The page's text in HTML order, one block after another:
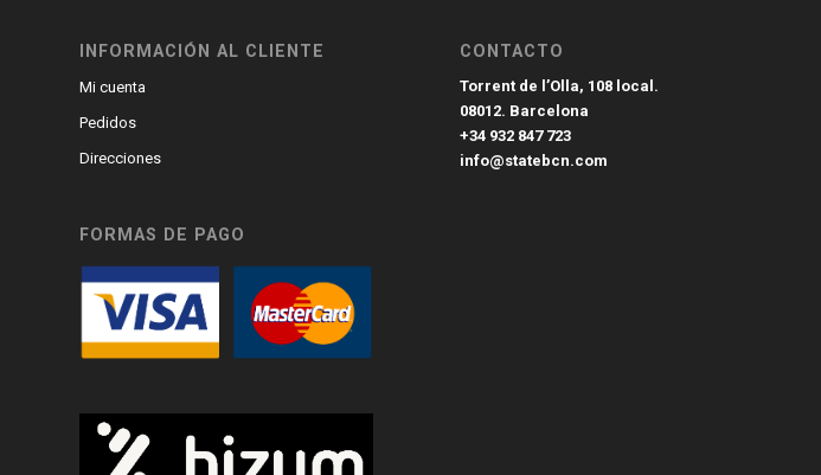
INFORMACIÓN AL CLIENTE
Mi cuenta
Pedidos
Direcciones
FORMAS DE PAGO
CONTACTO
Torrent de l’Olla, 108 local.
08012. Barcelona
+34 932 847 723
info@statebcn.com